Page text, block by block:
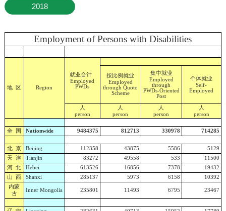
2018
Employment of Persons with Disabilities
地 区 Region
就业合计
Employed
PWDs
按比例就业
Employed
through Quoto
Scheme
集中就业
Employed
through
PWDs-Oriented
Post
个体就业
Self-
Employed
人
person
人
person
人
person
人
person
全 国 Nationwide 9484375 812713 330978 714285
北 京 Beijing 112358 43875 5586
5129
天 津
Tianjin 83272 49558 533
11500
河 北
Hebei 613526 16856 7378
19432
山 西
Shanxi 285137 5973 6158
10392
内蒙
古
Inner Mongolia 235801 11493 6795 23467